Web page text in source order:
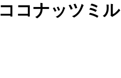
ココナッツミ